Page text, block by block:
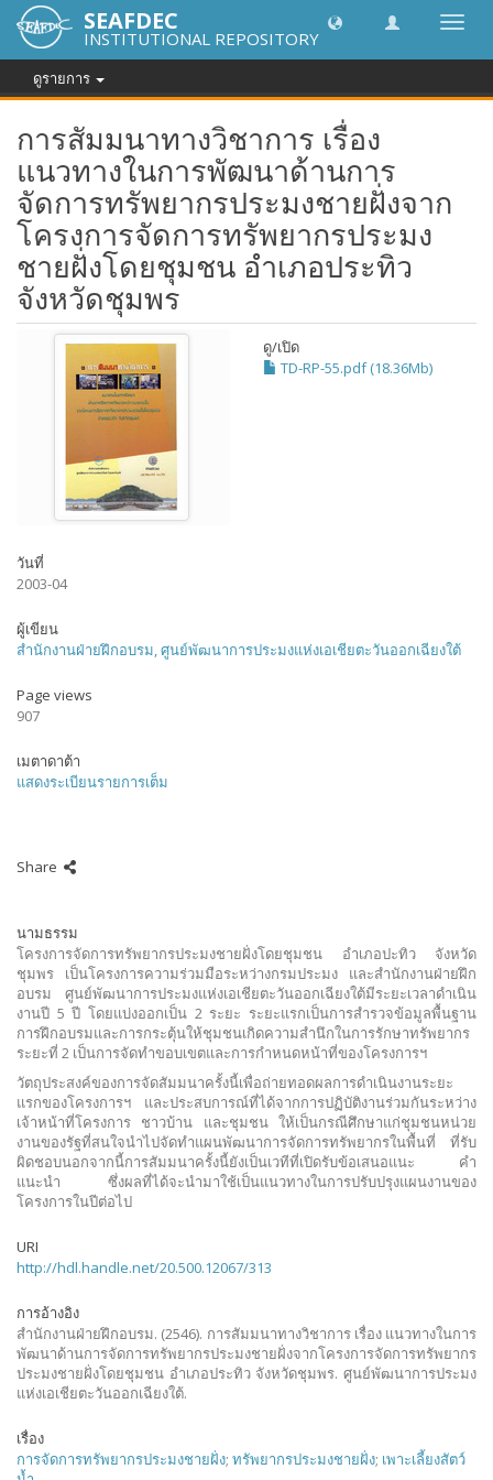
SEAFDEC
INSTITUTIONAL REPOSITORY
ดูรายการ
การสัมมนาทางวิชาการ เรื่อง
แนวทางในการพัฒนาด้านการ
จัดการทรัพยากรประมงชายฝั่งจาก
โครงการจัดการทรัพยากรประมง
ชายฝั่งโดยชุมชน อำเภอประทิว
จังหวัดชุมพร
ดู/เปิด
TD-RP-55.pdf (18.36Mb)
วันที่
2003-04
ผู้เขียน
สำนักงานฝ่ายฝึกอบรม, ศูนย์พัฒนาการประมงแห่งเอเชียตะวันออกเฉียงใต้
Page views
907
เมตาดาต้า
แสดงระเบียนรายการเต็ม
Share
นามธรรม
โครงการจัดการทรัพยากรประมงชายฝั่งโดยชุมชน อำเภอปะทิว จังหวัด
ชุมพร เป็นโครงการความร่วมมือระหว่างกรมประมง และสำนักงานฝ่ายฝึก
อบรม ศูนย์พัฒนาการประมงแห่งเอเชียตะวันออกเฉียงใต้มีระยะเวลาดำเนิน
งานปี 5 ปี โดยแบ่งออกเป็น 2 ระยะ ระยะแรกเป็นการสำรวจข้อมูลพื้นฐาน
การฝึกอบรมและการกระตุ้นให้ชุมชนเกิดความสำนึกในการรักษาทรัพยากร
ระยะที่ 2 เป็นการจัดทำขอบเขตและการกำหนดหน้าที่ของโครงการฯ
วัตถุประสงค์ของการจัดสัมมนาครั้งนี้เพื่อถ่ายทอดผลการดำเนินงานระยะ
แรกของโครงการฯ และประสบการณ์ที่ได้จากการปฏิบัติงานร่วมกันระหว่าง
เจ้าหน้าที่โครงการ ชาวบ้าน และชุมชน ให้เป็นกรณีศึกษาแก่ชุมชนหน่วย
งานของรัฐที่สนใจนำไปจัดทำแผนพัฒนาการจัดการทรัพยากรในพื้นที่ ที่รับ
ผิดชอบนอกจากนี้การสัมมนาครั้งนี้ยังเป็นเวทีที่เปิดรับข้อเสนอแนะ คำ
แนะนำ ซึ่งผลที่ได้จะนำมาใช้เป็นแนวทางในการปรับปรุงแผนงานของ
โครงการในปีต่อไป
URI
http://hdl.handle.net/20.500.12067/313
การอ้างอิง
สำนักงานฝ่ายฝึกอบรม. (2546). การสัมมนาทางวิชาการ เรื่อง แนวทางในการ
พัฒนาด้านการจัดการทรัพยากรประมงชายฝั่งจากโครงการจัดการทรัพยากร
ประมงชายฝั่งโดยชุมชน อำเภอประทิว จังหวัดชุมพร. ศูนย์พัฒนาการประมง
แห่งเอเชียตะวันออกเฉียงใต้.
เรื่อง
การจัดการทรัพยากรประมงชายฝั่ง; ทรัพยากรประมงชายฝั่ง; เพาะเลี้ยงสัตว์